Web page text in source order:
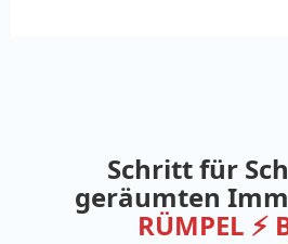
Schritt für
geräumten
RÜMPEL ⚡